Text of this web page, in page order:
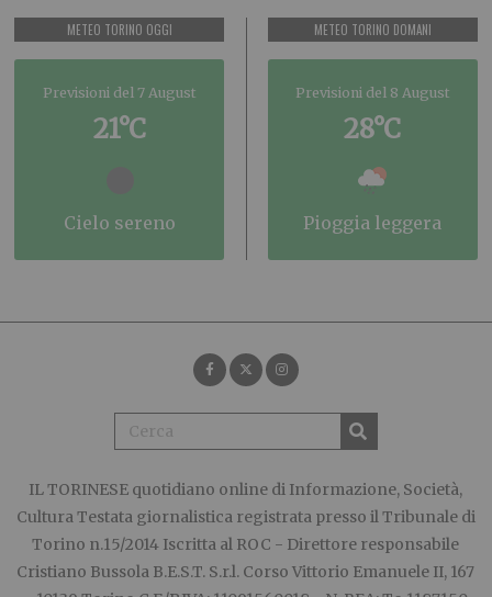
METEO TORINO OGGI
Previsioni del 7 August
21°C
cielo sereno
METEO TORINO DOMANI
Previsioni del 8 August
28°C
pioggia leggera
IL TORINESE quotidiano online di Informazione, Società,
Cultura Testata giornalistica registrata presso il Tribunale di
Torino n.15/2014 Iscritta al ROC - Direttore responsabile
Cristiano Bussola B.E.S.T. S.r.l. Corso Vittorio Emanuele II, 167